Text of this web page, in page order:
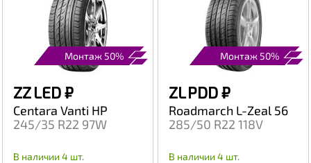
Монтаж 50%
ZZ LED₽
Centara Vanti HP
245/35 R22 97W
В наличии 4 шт.
Монтаж 50%
ZL PDD₽
Roadmarch L-Zeal 56
285/50 R22 118V
В наличии 4 шт.